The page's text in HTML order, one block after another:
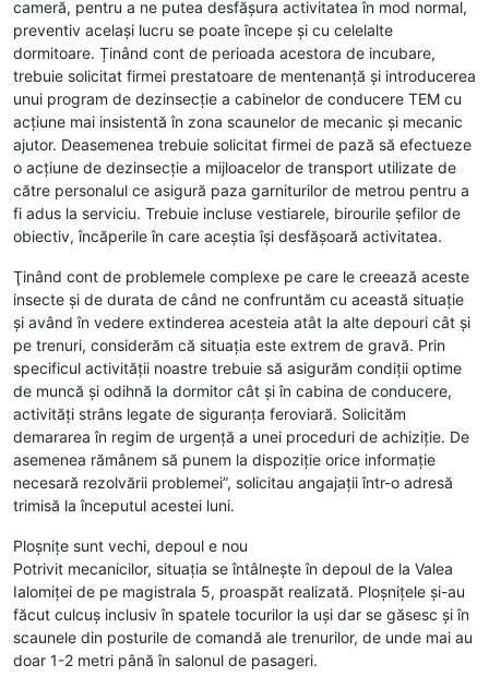
cameră, pentru a ne putea desfăşura activitatea în mod normal,
preventiv acelaşi lucru se poate începe şi cu celelalte
dormitoare. Ținând cont de perioada acestora de incubare,
trebuie solicitat firmei prestatoare de mentenanță și introducerea
unui program de dezinsecție a cabinelor de conducere TEM cu
acțiune mai insistentă în zona scaunelor de mecanic şi mecanic
ajutor. Deasemenea trebuie solicitat firmei de pază să efectueze
o acțiune de dezinsecție a mijloacelor de transport utilizate de
către personalul ce asigură paza garniturilor de metrou pentru a
fi adus la serviciu. Trebuie incluse vestiarele, birourile şefilor de
obiectiv, încăperile în care aceştia îşi desfăşoară activitatea.
Ţinând cont de problemele complexe pe care le creează aceste
insecte şi de durata de când ne confruntăm cu această situație
şi având în vedere extinderea acesteia atât la alte depouri cât şi
pe trenuri, considerăm că situația este extrem de gravă. Prin
specificul activității noastre trebuie să asigurăm condiții optime
de muncă și odihnă la dormitor cât şi în cabina de conducere,
activităţi strâns legate de siguranța feroviară. Solicităm
demararea în regim de urgență a unei proceduri de achiziție. De
asemenea rămânem să punem la dispoziție orice informație
necesară rezolvării problemei”, solicitau angajații într-o adresă
trimisă la începutul acestei luni.
Ploșnițe sunt vechi, depoul e nou
Potrivit mecanicilor, situația se întâlnește în depoul de la Valea
Ialomiței de pe magistrala 5, proaspăt realizată. Ploșnițele și-au
făcut culcuș inclusiv în spatele tocurilor la uși dar se găsesc și în
scaunele din posturile de comandă ale trenurilor, de unde mai au
doar 1-2 metri până în salonul de pasageri.